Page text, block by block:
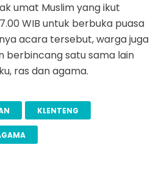
umat Muslim yang ikut
WIB untuk berbuka puasa
acara tersebut, warga juga
berbincang satu sama lain
ras dan agama.
KLENTENG